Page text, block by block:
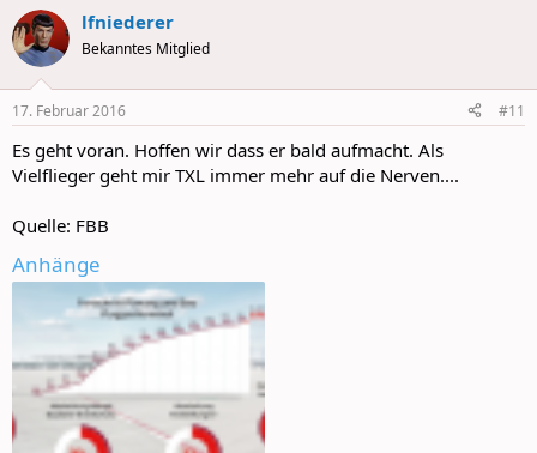
lfniederer
Bekanntes Mitglied
17. Februar 2016 #11
Es geht voran. Hoffen wir dass er bald aufmacht. Als
Vielflieger geht mir TXL immer mehr auf die Nerven....
Quelle: FBB
Anhänge